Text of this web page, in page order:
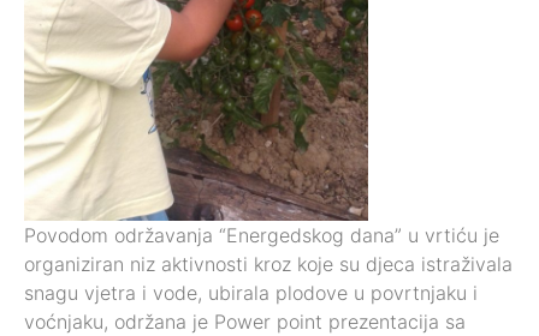
Povodom održavanja “Energedskog dana” u vrtiću je
organiziran niz aktivnosti kroz koje su djeca istraživala
snagu vjetra i vode, ubirala plodove u povrtnjaku i
voćnjaku, održana je Power point prezentacija sa